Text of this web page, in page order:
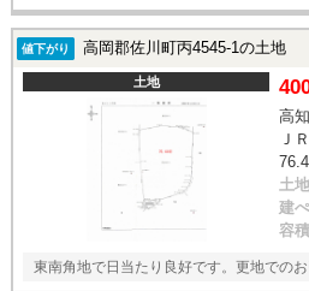
値下がり 高岡郡佐川町丙4545-1の土地
土地
高
Ｊ
土
建
容
東南角地で日当たり良好です。更地でのお